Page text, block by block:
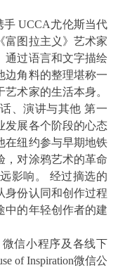
手 UCCA尤伦斯当代
富图拉主义》艺术家
通过语言和文字描绘
边角料的整理堪称一
术家的生活本身。
、演讲与其他 第一
发展各个阶段的心态
在纽约参与早期地铁
，对涂鸦艺术的革命
影响。 经过摘选的
身份认同和创作过程
中的年轻创作者的建
微信小程序及各线下
of Inspiration微信公